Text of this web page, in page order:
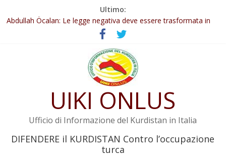
Ultimo:
Il KNK chiede un’azione internazionale contro i crimini di guerra
Abdullah Öcalan: Le legge negativa deve essere trasformata in
Inizia la seconda fase del processo
Commissione donne del KNK: Şengal è di nuovo sotto minaccia
Non tenere conto della situazione di Rêber Apo ostacolerebbe
l’attuazione della leggeUIKI ONLUS
Ufficio di Informazione del Kurdistan in Italia
DIFENDERE il KURDISTAN Contro l’occupazione
turca